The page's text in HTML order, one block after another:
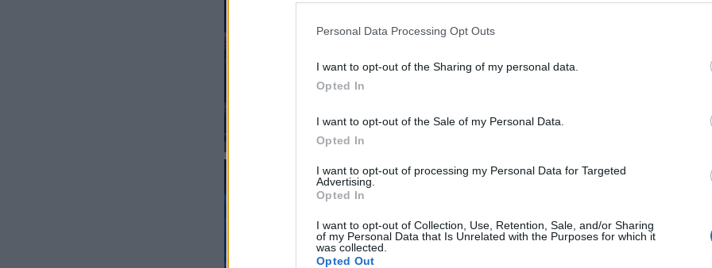
Personal Data Processing Opt Outs
I want to opt-out of the Sharing of my personal data.
Opted In
I want to opt-out of the Sale of my Personal Data.
Opted In
I want to opt-out of processing my Personal Data for Targeted
Advertising.
Opted In
I want to opt-out of Collection, Use, Retention, Sale, and/or Sharing
of my Personal Data that Is Unrelated with the Purposes for which it
was collected.
Opted Out